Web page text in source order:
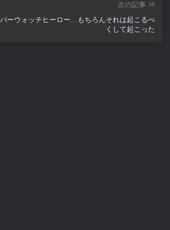
次の記事
ーウォッチヒーロー…もちろんそれは起こるべ
くして起こった